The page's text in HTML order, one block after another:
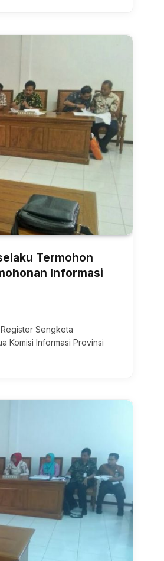
Termohon
Informasi
Sengketa
Komisi Informasi Provinsi